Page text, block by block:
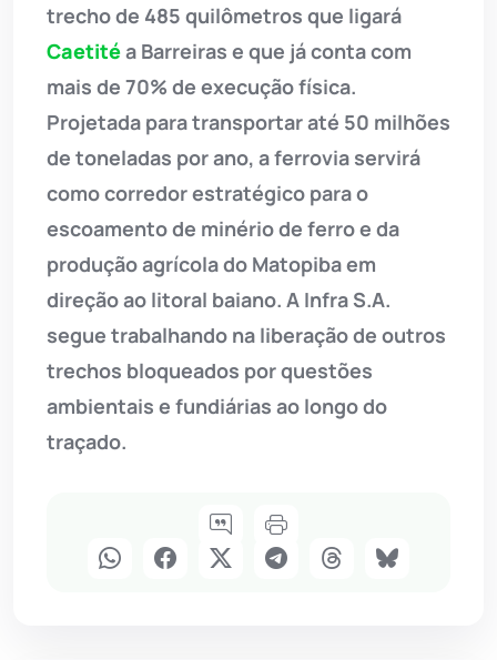
trecho de 485 quilômetros que ligará
Caetitéa Barreiras e que já conta com
mais de 70% de execução física.
Projetada para transportar até 50 milhões
de toneladas por ano, a ferrovia servirá
como corredor estratégico para o
escoamento de minério de ferro e da
produção agrícola do Matopiba em
direção ao litoral baiano. A Infra S.A.
segue trabalhando na liberação de outros
trechos bloqueados por questões
ambientais e fundiárias ao longo do
traçado.